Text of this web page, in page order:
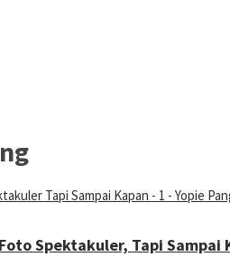
Spektakuler, Tapi Sampai